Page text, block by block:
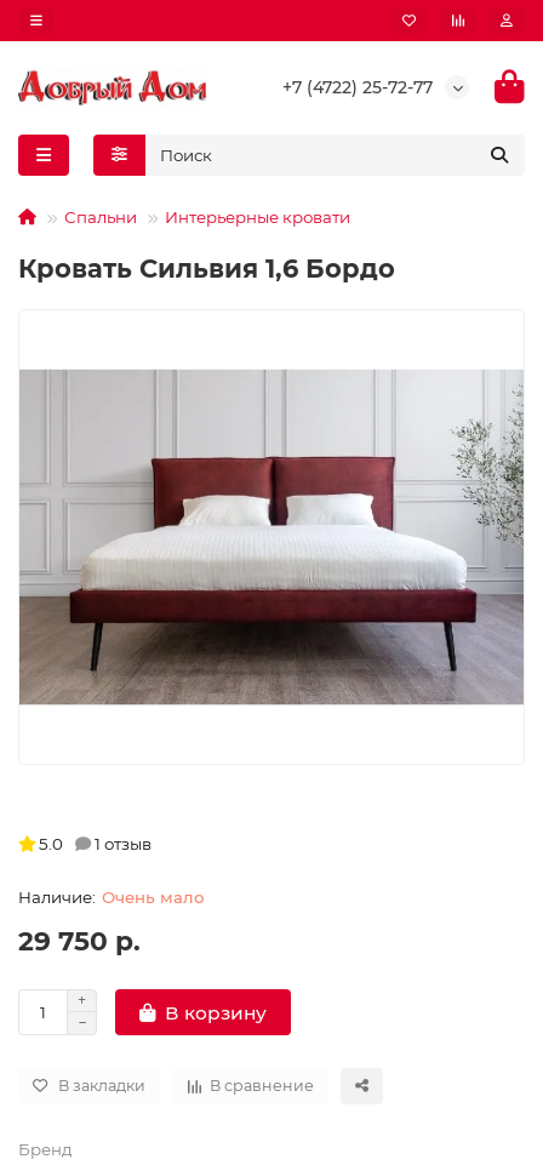
+7 (4722) 25-72-77
Спальни Интерьерные кровати
Кровать Сильвия 1,6 Бордо
Очень мало
29 750 р.
В корзину
В закладки В сравнение
5.0 1 отзыв
Бренд